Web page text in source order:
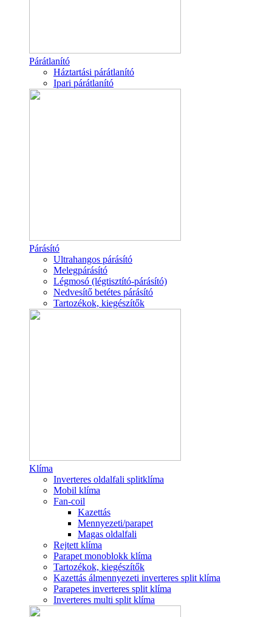
Párátlanító
Háztartási párátlanító
Ipari párátlanító
Párásító
Ultrahangos párásító
Melegpárásító
Légmosó (légtisztító-párásító)
Nedvesítő betétes párásító
Tartozékok, kiegészítők
Klíma
Inverteres oldalfali splitklíma
Mobil klíma
Fan-coil
Kazettás
Mennyezeti/parapet
Magas oldalfali
Rejtett klíma
Parapet monoblokk klíma
Tartozékok, kiegészítők
Kazettás álmennyezeti inverteres split klíma
Parapetes inverteres split klíma
Inverteres multi split klíma